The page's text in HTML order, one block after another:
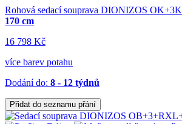
Rohová sedací souprava DIONIZOS OK+3K
170 cm
16 798 Kč
více barev potahu
Dodání do: 8 - 12 týdnů
Přidat do seznamu přání